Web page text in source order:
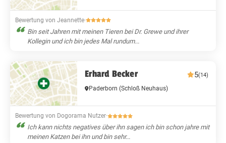
Bewertung von Jeannette·
Bin seit Jahren mit meinen Tieren bei Dr. Grewe und ihrer
Kollegin und ich bin jedes Mal rundum...
Erhard Becker 5(14)
Paderborn(Schloß Neuhaus)
Bewertung von Dogorama Nutzer·
Ich kann nichts negatives über ihn sagen ich bin schon jahre mit
meinen Katzen bei ihn und bin sehr...